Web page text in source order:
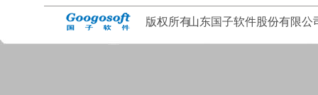
版权所有山东国子软件股份有限公